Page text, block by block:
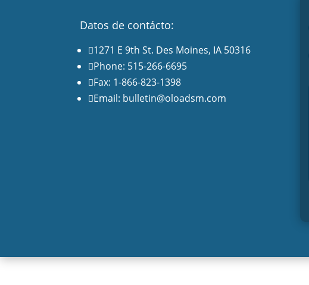
Datos de contácto:
1271 E 9th St. Des Moines, IA 50316
Phone: 515-266-6695
Fax: 1-866-823-1398
Email: bulletin@oloadsm.com